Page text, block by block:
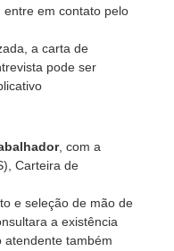
em contato pelo
a carta de
pode ser
, com a
Carteira de
e seleção de mão de
a existência
atendente também